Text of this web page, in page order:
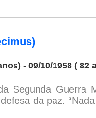
- 09/10/1958 ( 82
Segunda Guerra
da paz.